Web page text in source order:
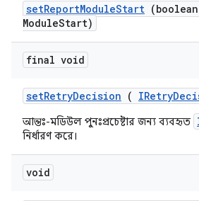
setReportModuleStart
ModuleStart)
final void
setRetryDecision ( IRetry
আন্তঃ-মডিউল পুনঃপ্রচেষ্টার জন্য ব্যবহৃত
নির্ধারণ করে।
void